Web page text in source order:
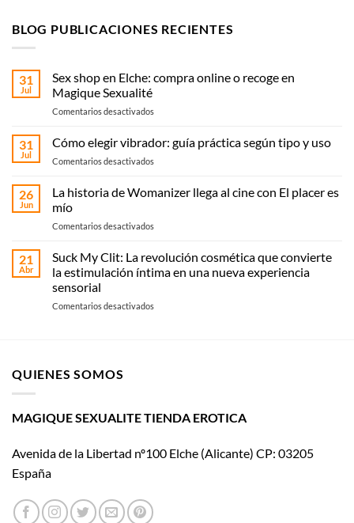
BLOG PUBLICACIONES RECIENTES
31
Jul
Sex shop en Elche: compra online o recoge en
Magique Sexualité
Comentarios desactivadosen
shop
Elche:
online
en
Sexualité
31
Jul
Cómo elegir vibrador: guía práctica según tipo y uso
Comentarios desactivadosen
elegir
práctica
tipo
26
Jun
La historia de Womanizer llega al cine con El placer es
mío
Comentarios desactivadosen
historia
Womanizer
al
21
Abr
Suck My Clit: La revolución cosmética que convierte
la estimulación íntima en una nueva experiencia
sensorial
Comentarios desactivadosen
convierte
íntima
QUIENES SOMOS
MAGIQUE SEXUALITE TIENDA EROTICA
Avenida de la Libertad nº100 Elche (Alicante) CP: 03205
España